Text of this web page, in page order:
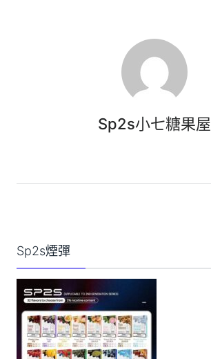
Sp2s小七糖果屋
Sp2s煙彈